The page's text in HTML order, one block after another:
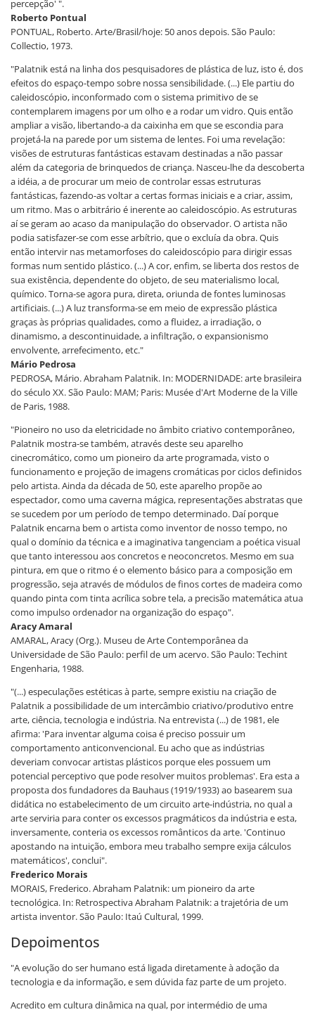
percepção' ".
Roberto Pontual
PONTUAL, Roberto. Arte/Brasil/hoje: 50 anos depois. São Paulo:
Collectio, 1973.
"Palatnik está na linha dos pesquisadores de plástica de luz, isto é, dos
efeitos do espaço-tempo sobre nossa sensibilidade. (...) Ele partiu do
caleidoscópio, inconformado com o sistema primitivo de se
contemplarem imagens por um olho e a rodar um vidro. Quis então
ampliar a visão, libertando-a da caixinha em que se escondia para
projetá-la na parede por um sistema de lentes. Foi uma revelação:
visões de estruturas fantásticas estavam destinadas a não passar
além da categoria de brinquedos de criança. Nasceu-lhe da descoberta
a idéia, a de procurar um meio de controlar essas estruturas
fantásticas, fazendo-as voltar a certas formas iniciais e a criar, assim,
um ritmo. Mas o arbitrário é inerente ao caleidoscópio. As estruturas
aí se geram ao acaso da manipulação do observador. O artista não
podia satisfazer-se com esse arbítrio, que o excluía da obra. Quis
então intervir nas metamorfoses do caleidoscópio para dirigir essas
formas num sentido plástico. (...) A cor, enfim, se liberta dos restos de
sua existência, dependente do objeto, de seu materialismo local,
químico. Torna-se agora pura, direta, oriunda de fontes luminosas
artificiais. (...) A luz transforma-se em meio de expressão plástica
graças às próprias qualidades, como a fluidez, a irradiação, o
dinamismo, a descontinuidade, a infiltração, o expansionismo
envolvente, arrefecimento, etc."
Mário Pedrosa
PEDROSA, Mário. Abraham Palatnik. In: MODERNIDADE: arte brasileira
do século XX. São Paulo: MAM; Paris: Musée d'Art Moderne de la Ville
de Paris, 1988.
"Pioneiro no uso da eletricidade no âmbito criativo contemporâneo,
Palatnik mostra-se também, através deste seu aparelho
cinecromático, como um pioneiro da arte programada, visto o
funcionamento e projeção de imagens cromáticas por ciclos definidos
pelo artista. Ainda da década de 50, este aparelho propõe ao
espectador, como uma caverna mágica, representações abstratas que
se sucedem por um período de tempo determinado. Daí porque
Palatnik encarna bem o artista como inventor de nosso tempo, no
qual o domínio da técnica e a imaginativa tangenciam a poética visual
que tanto interessou aos concretos e neoconcretos. Mesmo em sua
pintura, em que o ritmo é o elemento básico para a composição em
progressão, seja através de módulos de finos cortes de madeira como
quando pinta com tinta acrílica sobre tela, a precisão matemática atua
como impulso ordenador na organização do espaço".
Aracy Amaral
AMARAL, Aracy (Org.). Museu de Arte Contemporânea da
Universidade de São Paulo: perfil de um acervo. São Paulo: Techint
Engenharia, 1988.
"(...) especulações estéticas à parte, sempre existiu na criação de
Palatnik a possibilidade de um intercâmbio criativo/produtivo entre
arte, ciência, tecnologia e indústria. Na entrevista (...) de 1981, ele
afirma: 'Para inventar alguma coisa é preciso possuir um
comportamento anticonvencional. Eu acho que as indústrias
deveriam convocar artistas plásticos porque eles possuem um
potencial perceptivo que pode resolver muitos problemas'. Era esta a
proposta dos fundadores da Bauhaus (1919/1933) ao basearem sua
didática no estabelecimento de um circuito arte-indústria, no qual a
arte serviria para conter os excessos pragmáticos da indústria e esta,
inversamente, conteria os excessos românticos da arte. 'Continuo
apostando na intuição, embora meu trabalho sempre exija cálculos
matemáticos', conclui".
Frederico Morais
MORAIS, Frederico. Abraham Palatnik: um pioneiro da arte
tecnológica. In: Retrospectiva Abraham Palatnik: a trajetória de um
artista inventor. São Paulo: Itaú Cultural, 1999.
Depoimentos
"A evolução do ser humano está ligada diretamente à adoção da
tecnologia e da informação, e sem dúvida faz parte de um projeto.
Acredito em cultura dinâmica na qual, por intermédio de uma